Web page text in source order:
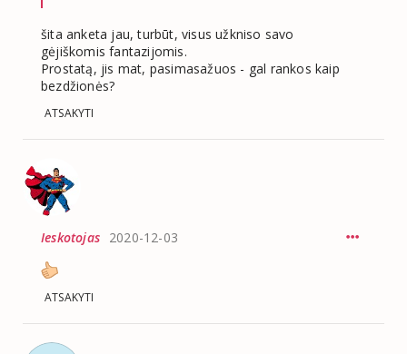
šita anketa jau, turbūt, visus užkniso savo
gėjiškomis fantazijomis.
Prostatą, jis mat, pasimasažuos - gal rankos kaip
bezdžionės?
ATSAKYTI
Ieskotojas 2020-12-03
ATSAKYTI